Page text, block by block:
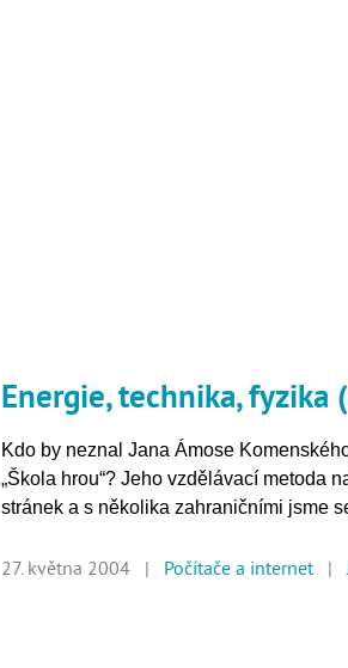
Energie, technika, fyzika
Kdo by neznal Jana Ámose
„Škola hrou“? Jeho vzdělávací metoda
stránek a s několika zahraničními jsme
27. května 2004 | Počítače a internet|